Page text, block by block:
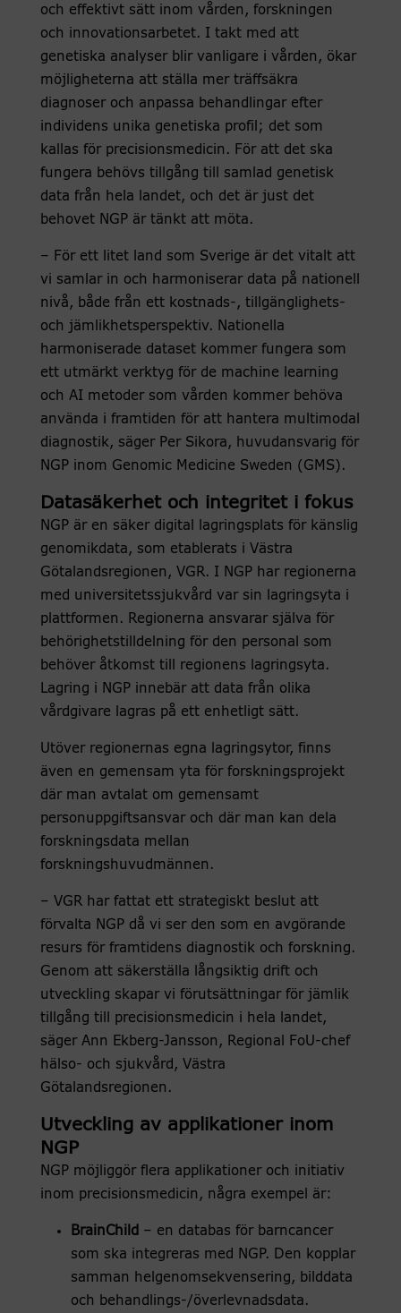
och effektivt sätt inom vården, forskningen
och innovationsarbetet. I takt med att
genetiska analyser blir vanligare i vården, ökar
möjligheterna att ställa mer träffsäkra
diagnoser och anpassa behandlingar efter
individens unika genetiska profil; det som
kallas för precisionsmedicin. För att det ska
fungera behövs tillgång till samlad genetisk
data från hela landet, och det är just det
behovet NGP är tänkt att möta.
– För ett litet land som Sverige är det vitalt att
vi samlar in och harmoniserar data på nationell
nivå, både från ett kostnads-, tillgänglighets-
och jämlikhetsperspektiv. Nationella
harmoniserade dataset kommer fungera som
ett utmärkt verktyg för de machine learning
och AI metoder som vården kommer behöva
använda i framtiden för att hantera multimodal
diagnostik, säger Per Sikora, huvudansvarig för
NGP inom Genomic Medicine Sweden (GMS).
Datasäkerhet och integritet i fokus
NGP är en säker digital lagringsplats för känslig
genomikdata, som etablerats i Västra
Götalandsregionen, VGR. I NGP har regionerna
med universitetssjukvård var sin lagringsyta i
plattformen. Regionerna ansvarar själva för
behörighetstilldelning för den personal som
behöver åtkomst till regionens lagringsyta.
Lagring i NGP innebär att data från olika
vårdgivare lagras på ett enhetligt sätt.
Utöver regionernas egna lagringsytor, finns
även en gemensam yta för forskningsprojekt
där man avtalat om gemensamt
personuppgiftsansvar och där man kan dela
forskningsdata mellan
forskningshuvudmännen.
– VGR har fattat ett strategiskt beslut att
förvalta NGP då vi ser den som en avgörande
resurs för framtidens diagnostik och forskning.
Genom att säkerställa långsiktig drift och
utveckling skapar vi förutsättningar för jämlik
tillgång till precisionsmedicin i hela landet,
säger Ann Ekberg-Jansson, Regional FoU-chef
hälso- och sjukvård, Västra
Götalandsregionen.
Utveckling av applikationer inom
NGP
NGP möjliggör flera applikationer och initiativ
inom precisionsmedicin, några exempel är:
BrainChild – en databas för barncancer
som ska integreras med NGP. Den kopplar
samman helgenomsekvensering, bilddata
och behandlings-/överlevnadsdata.